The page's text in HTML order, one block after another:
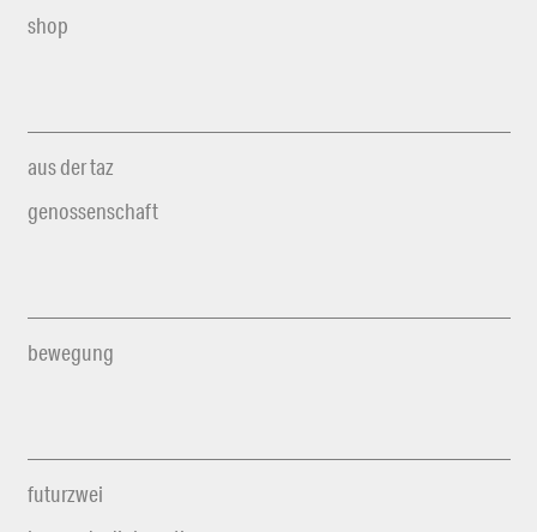
shop
aus der taz
genossenschaft
bewegung
futurzwei